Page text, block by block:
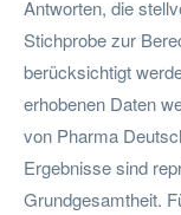
Antworten, die
Stichprobe zur
berücksichtigt
erhobenen Daten
von Pharma
Ergebnisse sind
Grundgesamtheit.